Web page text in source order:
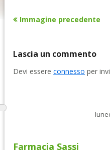
Immagine precedente
Lascia un commento
Devi essereconnesso per
Farmacia Sassi